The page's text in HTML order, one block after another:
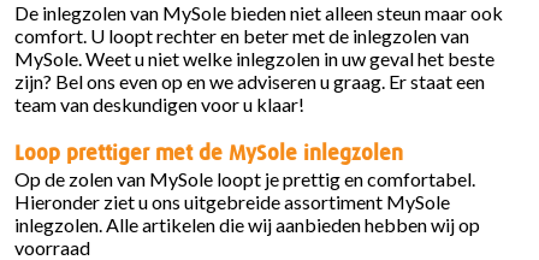
De inlegzolen van MySole bieden niet alleen steun maar ook
comfort. U loopt rechter en beter met de inlegzolen van
MySole. Weet u niet welke inlegzolen in uw geval het beste
zijn? Bel ons even op en we adviseren u graag. Er staat een
team van deskundigen voor u klaar!
Loop prettiger met de MySole inlegzolen
Op de zolen van MySole loopt je prettig en comfortabel.
Hieronder ziet u ons uitgebreide assortiment MySole
inlegzolen. Alle artikelen die wij aanbieden hebben wij op
voorraad